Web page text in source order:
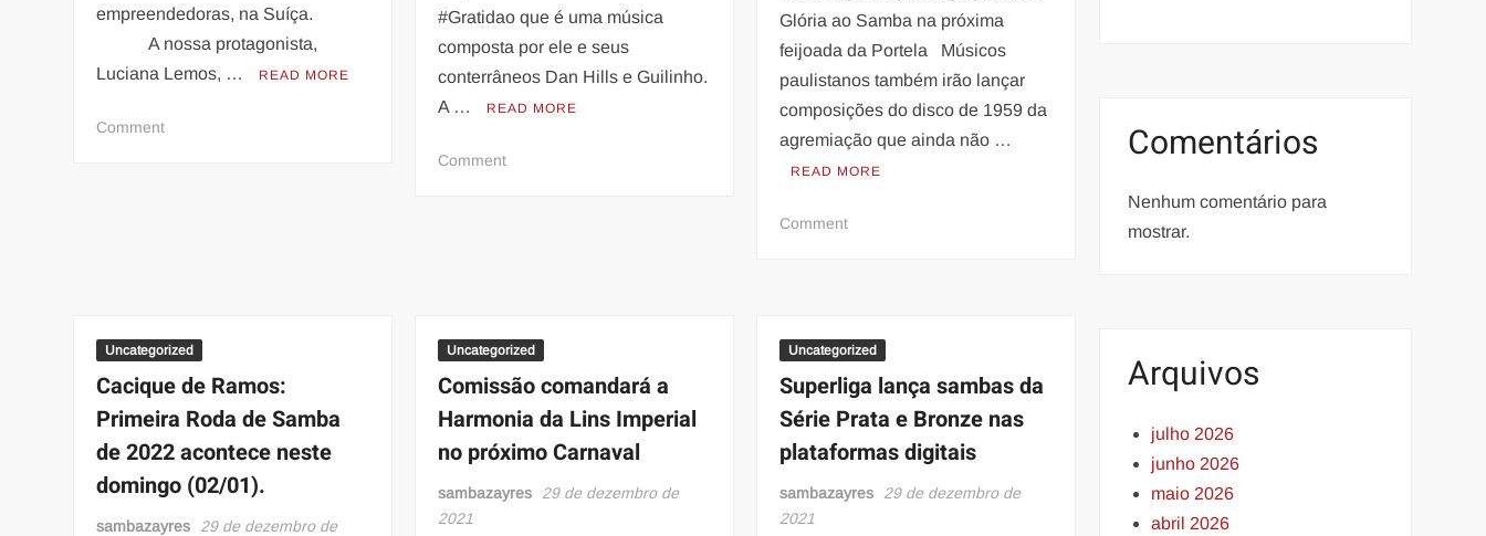
empreendedoras, na Suíça.
A nossa protagonista,
Luciana Lemos, …
READ MORE
Commenton
#Gratidao que é uma música
composta por ele e seus
conterrâneos Dan Hills e Guilinho.
A …
READ MORE
Commenton
de
cozinha
Glória ao Samba na próxima
feijoada da Portela Músicos
paulistanos também irão lançar
composições do disco de 1959 da
agremiação que ainda não …
READ MORE
Commenton
na
quadra
da
Portela
no
dia
Uncategorized
Cacique de Ramos:
Primeira Roda de Samba
de 2022 acontece neste
domingo (02/01).
sambazayres
29 de dezembro de
Uncategorized
Comissão comandará a
Harmonia da Lins Imperial
no próximo Carnaval
sambazayres
29 de dezembro de
2021
Uncategorized
Superliga lança sambas da
Série Prata e Bronze nas
plataformas digitais
sambazayres
29 de dezembro de
2021
Comentários
Nenhum comentário para
mostrar.
Arquivos
julho 2026
junho 2026
maio 2026
abril 2026